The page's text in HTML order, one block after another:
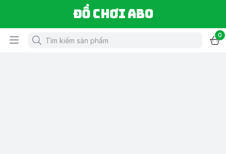
Đồ chơi ABO
0